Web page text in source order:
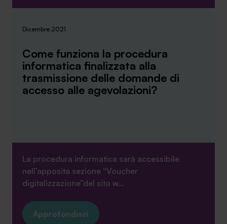
Dicembre 2021
Come funziona la procedura
informatica finalizzata alla
trasmissione delle domande di
accesso alle agevolazioni?
La procedura informatica sarà accessibile
nell’apposita sezione “Voucher
digitalizzazione”del sito w...
Approfondisci